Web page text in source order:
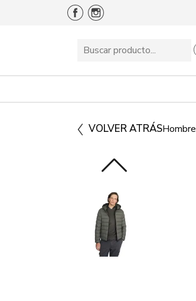
VOLVER ATRÁSHombre